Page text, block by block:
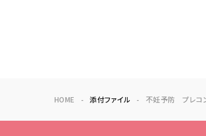
HOME 添付ファイル 不妊予防 プレコ